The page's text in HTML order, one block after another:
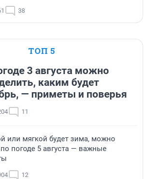
38
ТОП 5
3 августа можно
каким будет
— приметы и поверья
11
или мягкой будет зима, можно
по погоде 5 августа — важные
12